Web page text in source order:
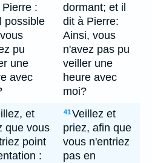
:
possible
pu
une
avec
dormant; et il
dit à Pierre:
Ainsi, vous
n'avez pas pu
veiller une
heure avec
moi?
et
que vous
point
:
41Veillez et
priez, afin que
vous n'entriez
pas en